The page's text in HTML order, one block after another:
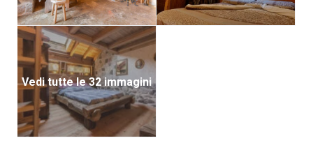
Vedi tutte le 32 immagini